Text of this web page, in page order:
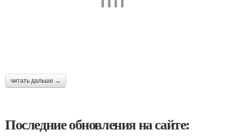
читать дальше →
Последние обновления на сайте: